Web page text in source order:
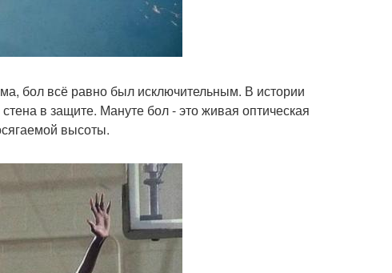
бол всё равно был исключительным. В истории
в защите. Мануте бол - это живая оптическая
высоты.